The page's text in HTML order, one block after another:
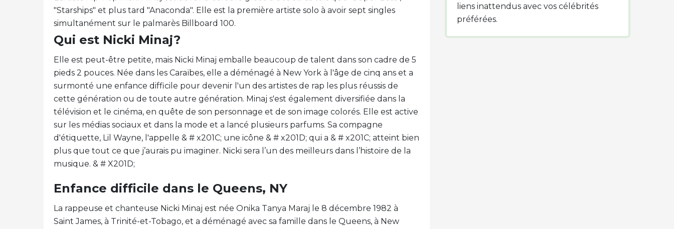
"Starships" et plus tard "Anaconda". Elle est la première artiste solo à avoir sept singles
simultanément sur le palmarès Billboard 100.
Qui est Nicki Minaj?
Elle est peut-être petite, mais Nicki Minaj emballe beaucoup de talent dans son cadre de 5
pieds 2 pouces. Née dans les Caraïbes, elle a déménagé à New York à l'âge de cinq ans et a
surmonté une enfance difficile pour devenir l'un des artistes de rap les plus réussis de
cette génération ou de toute autre génération. Minaj s'est également diversifiée dans la
télévision et le cinéma, en quête de son personnage et de son image colorés. Elle est active
sur les médias sociaux et dans la mode et a lancé plusieurs parfums. Sa compagne
d'étiquette, Lil Wayne, l'appelle & # x201C; une icône & # x201D; qui a & # x201C; atteint bien
plus que tout ce que j’aurais pu imaginer. Nicki sera l’un des meilleurs dans l’histoire de la
musique. & # X201D;
Enfance difficile dans le Queens, NY
La rappeuse et chanteuse Nicki Minaj est née Onika Tanya Maraj le 8 décembre 1982 à
Saint James, à Trinité-et-Tobago, et a déménagé avec sa famille dans le Queens, à New
liens inattendus avec vos célébrités
préférées.